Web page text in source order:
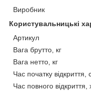
Виробник
Користувальницькі
Артикул
Вага брутто, кг
Вага нетто, кг
Час початку відкриття,
Час повного відкриття,